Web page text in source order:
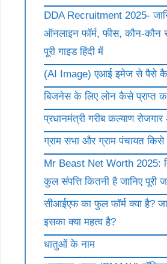
DDA Recruitment 2025-
ऑनलाइन फॉर्म, फीस, कौन-कौन
पूरी गाइड हिंदी में
(AI Image) एआई इमेज से पैसे
बिजनेस के लिए लोन कैसे प्राप्त
प्रधानमंत्री गरीब कल्याण रोजगार
ग्राम सभा और ग्राम पंचायत
Mr Beast Net Worth 2025:
कुल संपत्ति कितनी है जानिए पूरी
सीआईएफ का फुल फॉर्म क्या है?
इसका क्या महत्व है?
धातुओं के नाम